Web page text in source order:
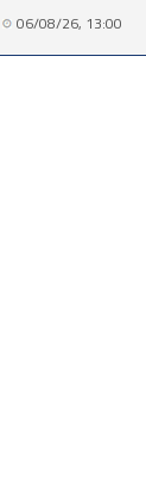
06/08/26, 13:00